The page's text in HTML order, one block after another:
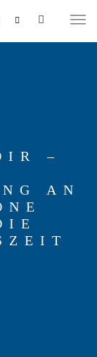
–
AN